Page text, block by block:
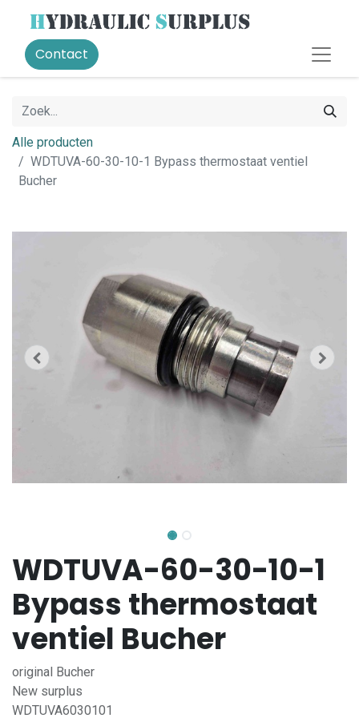
Contact
Alle producten
WDTUVA-60-30-10-1 Bypass thermostaat ventiel
Bucher
WDTUVA-60-30-10-1
Bypass thermostaat
ventiel Bucher
original Bucher
New surplus
WDTUVA6030101